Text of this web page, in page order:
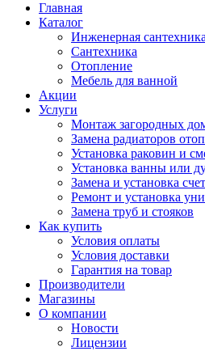
Главная
Каталог
Инженерная сантехника
Сантехника
Отопление
Мебель для ванной
Акции
Услуги
Монтаж загородных
Замена радиаторов
Установка раковин и
Установка ванны или
Замена и установка
Ремонт и установка
Замена труб и стояков
Как купить
Условия оплаты
Условия доставки
Гарантия на товар
Производители
Магазины
О компании
Новости
Лицензии